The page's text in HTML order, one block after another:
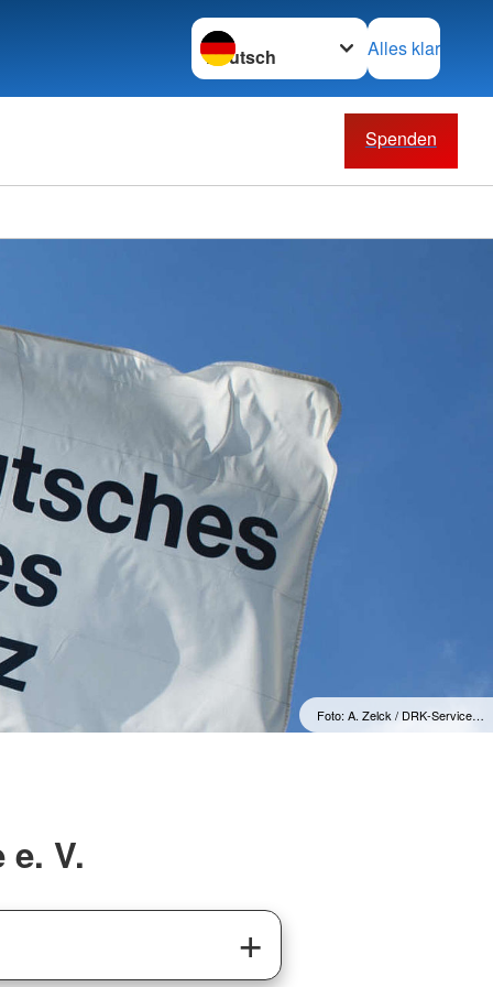
Sprache wechseln zu
Alles klar
Spenden
Foto: A. Zelck / DRK-Service…
V.